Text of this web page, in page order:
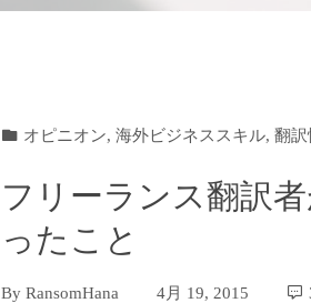
オピニオン,海外ビジネススキル,翻訳
フリーランス翻訳
ったこと
ByRansomHana 4月 19, 2015